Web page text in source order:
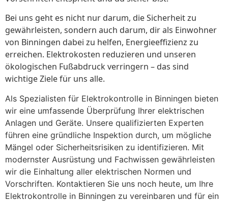
Bei uns geht es nicht nur darum, die Sicherheit zu
gewährleisten, sondern auch darum, dir als Einwohner
von Binningen dabei zu helfen, Energieeffizienz zu
erreichen. Elektrokosten reduzieren und unseren
ökologischen Fußabdruck verringern – das sind
wichtige Ziele für uns alle.
Als Spezialisten für Elektrokontrolle in Binningen bieten
wir eine umfassende Überprüfung Ihrer elektrischen
Anlagen und Geräte. Unsere qualifizierten Experten
führen eine gründliche Inspektion durch, um mögliche
Mängel oder Sicherheitsrisiken zu identifizieren. Mit
modernster Ausrüstung und Fachwissen gewährleisten
wir die Einhaltung aller elektrischen Normen und
Vorschriften. Kontaktieren Sie uns noch heute, um Ihre
Elektrokontrolle in Binningen zu vereinbaren und für ein